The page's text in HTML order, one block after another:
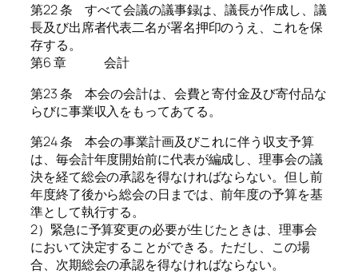
第22 条 すべて会議の議事録は、議長が作成し、議
長及び出席者代表二名が署名押印のうえ、これを保
存する。
第6 章 会計
第23 条 本会の会計は、会費と寄付金及び寄付品な
らびに事業収入をもってあてる。
第24 条 本会の事業計画及びこれに伴う収支予算
は、毎会計年度開始前に代表が編成し、理事会の議
決を経て総会の承認を得なければならない。但し前
年度終了後から総会の日までは、前年度の予算を基
準として執行する。
2）緊急に予算変更の必要が生じたときは、理事会
において決定することができる。ただし、この場
合、次期総会の承認を得なければならない。